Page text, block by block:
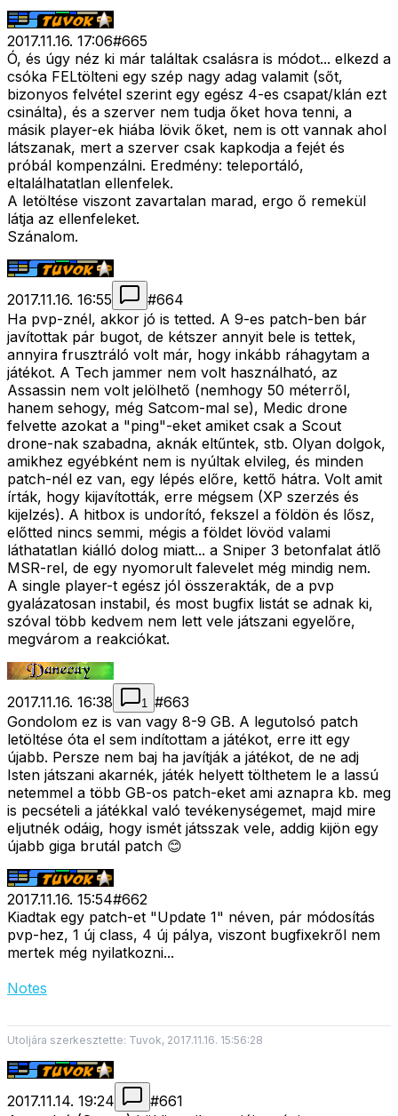
2017.11.16. 17:06#665
Ó, és úgy néz ki már találtak csalásra is módot... elkezd a
csóka FELtölteni egy szép nagy adag valamit (sőt,
bizonyos felvétel szerint egy egész 4-es csapat/klán ezt
csinálta), és a szerver nem tudja őket hova tenni, a
másik player-ek hiába lövik őket, nem is ott vannak ahol
látszanak, mert a szerver csak kapkodja a fejét és
próbál kompenzálni. Eredmény: teleportáló,
eltalálhatatlan ellenfelek.
A letöltése viszont zavartalan marad, ergo ő remekül
látja az ellenfeleket.
Szánalom.
2017.11.16. 16:55 #664
Ha pvp-znél, akkor jó is tetted. A 9-es patch-ben bár
javítottak pár bugot, de kétszer annyit bele is tettek,
annyira frusztráló volt már, hogy inkább ráhagytam a
játékot. A Tech jammer nem volt használható, az
Assassin nem volt jelölhető (nemhogy 50 méterről,
hanem sehogy, még Satcom-mal se), Medic drone
felvette azokat a "ping"-eket amiket csak a Scout
drone-nak szabadna, aknák eltűntek, stb. Olyan dolgok,
amikhez egyébként nem is nyúltak elvileg, és minden
patch-nél ez van, egy lépés előre, kettő hátra. Volt amit
írták, hogy kijavították, erre mégsem (XP szerzés és
kijelzés). A hitbox is undorító, fekszel a földön és lősz,
előtted nincs semmi, mégis a földet lövöd valami
láthatatlan kiálló dolog miatt... a Sniper 3 betonfalat átlő
MSR-rel, de egy nyomorult falevelet még mindig nem.
A single player-t egész jól összerakták, de a pvp
gyalázatosan instabil, és most bugfix listát se adnak ki,
szóval több kedvem nem lett vele játszani egyelőre,
megvárom a reakciókat.
2017.11.16. 16:38 1 #663
Gondolom ez is van vagy 8-9 GB. A legutolsó patch
letöltése óta el sem indítottam a játékot, erre itt egy
újabb. Persze nem baj ha javítják a játékot, de ne adj
Isten játszani akarnék, játék helyett tölthetem le a lassú
netemmel a több GB-os patch-eket ami aznapra kb. meg
is pecsételi a játékkal való tevékenységemet, majd mire
eljutnék odáig, hogy ismét játsszak vele, addig kijön egy
újabb giga brutál patch 😊
2017.11.16. 15:54#662
Kiadtak egy patch-et "Update 1" néven, pár módosítás
pvp-hez, 1 új class, 4 új pálya, viszont bugfixekről nem
mertek még nyilatkozni...
Notes
Utoljára szerkesztette: Tuvok, 2017.11.16. 15:56:28
2017.11.14. 19:24 #661